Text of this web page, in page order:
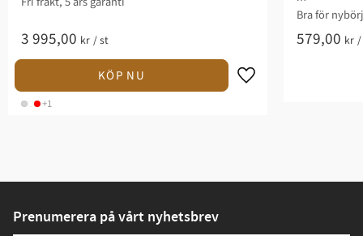
3 995,00 kr /st
+1
Bra för
579,00 kr /
Prenumerera på vårt nyhetsbrev